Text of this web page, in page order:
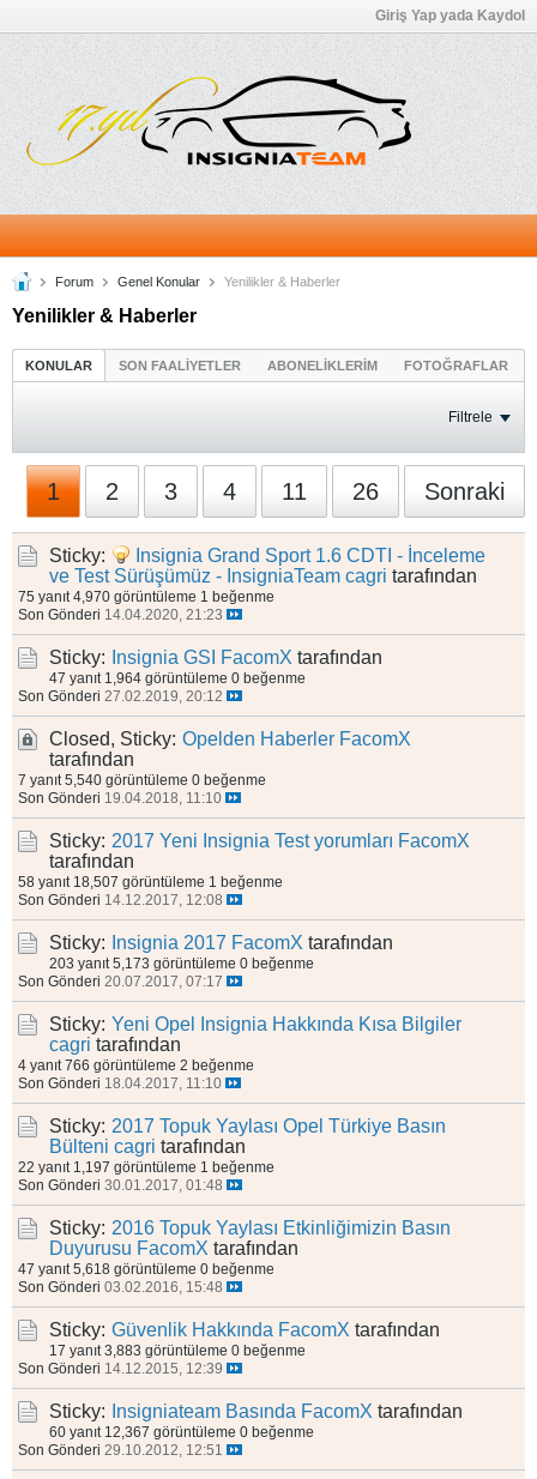
Giriş Yap yada Kaydol
Forum Genel Konular Yenilikler & Haberler
Yenilikler & Haberler
KONULAR SON FAALİYETLER ABONELİKLERİM FOTOĞRAFLAR
Filtrele
1 2 3 4 11 26 Sonraki
Sticky:
Insignia Grand Sport 1.6 CDTI - İnceleme
ve Test Sürüşümüz - InsigniaTeam cagri tarafından
75 yanıt 4,970 görüntüleme 1 beğenme
Son Gönderi 14.04.2020, 21:23
Sticky: Insignia GSI FacomX tarafından
47 yanıt 1,964 görüntüleme 0 beğenme
Son Gönderi 27.02.2019, 20:12
Closed, Sticky: Opelden Haberler FacomX
tarafından
7 yanıt 5,540 görüntüleme 0 beğenme
Son Gönderi 19.04.2018, 11:10
Sticky: 2017 Yeni Insignia Test yorumları FacomX
tarafından
58 yanıt 18,507 görüntüleme 1 beğenme
Son Gönderi 14.12.2017, 12:08
Sticky: Insignia 2017 FacomX tarafından
203 yanıt 5,173 görüntüleme 0 beğenme
Son Gönderi 20.07.2017, 07:17
Sticky: Yeni Opel Insignia Hakkında Kısa Bilgiler
cagri tarafından
4 yanıt 766 görüntüleme 2 beğenme
Son Gönderi 18.04.2017, 11:10
Sticky: 2017 Topuk Yaylası Opel Türkiye Basın
Bülteni cagri tarafından
22 yanıt 1,197 görüntüleme 1 beğenme
Son Gönderi 30.01.2017, 01:48
Sticky: 2016 Topuk Yaylası Etkinliğimizin Basın
Duyurusu FacomX tarafından
47 yanıt 5,618 görüntüleme 0 beğenme
Son Gönderi 03.02.2016, 15:48
Sticky: Güvenlik Hakkında FacomX tarafından
17 yanıt 3,883 görüntüleme 0 beğenme
Son Gönderi 14.12.2015, 12:39
Sticky: Insigniateam Basında FacomX tarafından
60 yanıt 12,367 görüntüleme 0 beğenme
Son Gönderi 29.10.2012, 12:51